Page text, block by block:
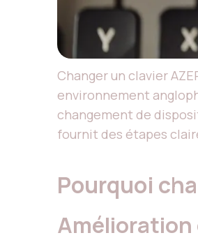
Changer un clavier
environnement
changement de
fournit des étapes
Pourquoi